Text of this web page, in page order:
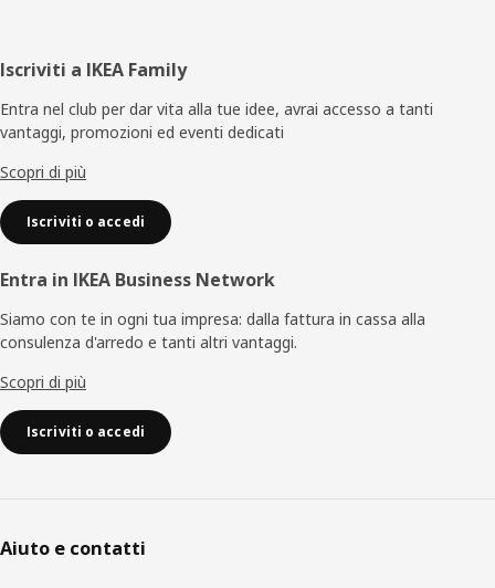
Piè
di
pagina
Iscriviti a IKEA Family
Entra nel club per dar vita alla tue idee, avrai accesso a tanti
vantaggi, promozioni ed eventi dedicati
Scopri di più
Iscriviti o accedi
Entra in IKEA Business Network
Siamo con te in ogni tua impresa: dalla fattura in cassa alla
consulenza d'arredo e tanti altri vantaggi.
Scopri di più
Iscriviti o accedi
Aiuto e contatti